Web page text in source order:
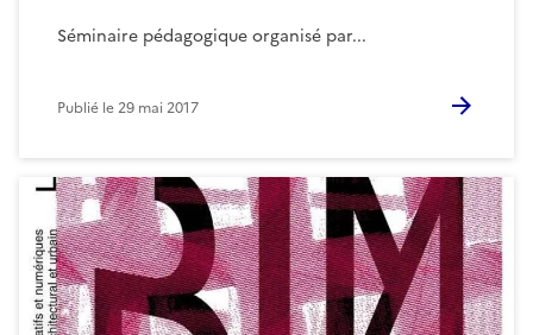
Séminaire pédagogique organisé par...
Publié le29 mai 2017